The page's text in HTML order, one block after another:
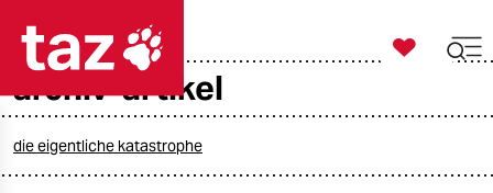
taz zahl ich

taz zahl ich
archiv-artikel
die eigentliche katastrophe